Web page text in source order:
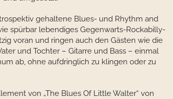
gehaltene Blues- und Rhythm and
spürbar lebendiges Gegenwarts-Rockabilly-
voran und ringen auch den Gästen wie die
und Tochter – Gitarre und Bass – einmal
ab, ohne aufdringlich zu klingen oder zu
von „The Blues Of Little Walter“ von